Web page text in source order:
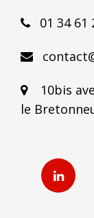
01 34 61
10bis
le